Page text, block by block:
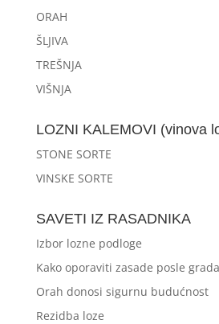
ORAH
ŠLJIVA
TREŠNJA
VIŠNJA
LOZNI KALEMOVI (vinova
STONE SORTE
VINSKE SORTE
SAVETI IZ RASADNIKA
Izbor lozne podloge
Kako oporaviti zasade posle
Orah donosi sigurnu budućnost
Rezidba loze